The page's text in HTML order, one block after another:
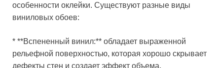
особенности оклейки. Существуют разные виды
виниловых обоев:
* **Вспененный винил:** обладает выраженной
рельефной поверхностью, которая хорошо скрывает
дефекты стен и создает эффект объема.